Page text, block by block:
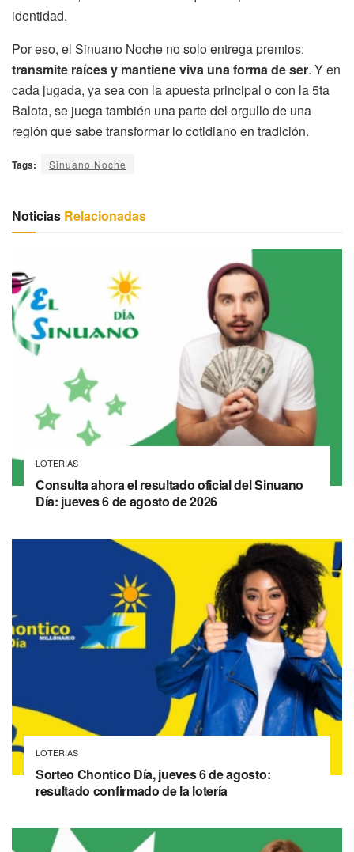
identidad.
Por eso, el Sinuano Noche no solo entrega premios:
transmite raíces y mantiene viva una forma de ser. Y en
cada jugada, ya sea con la apuesta principal o con la 5ta
Balota, se juega también una parte del orgullo de una
región que sabe transformar lo cotidiano en tradición.
Tags: Sinuano Noche
Noticias Relacionadas
LOTERIAS
Consulta ahora el resultado oficial del Sinuano
Día: jueves 6 de agosto de 2026
LOTERIAS
Sorteo Chontico Día, jueves 6 de agosto:
resultado confirmado de la lotería